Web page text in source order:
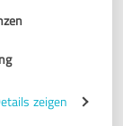
zeigen
Wirkung auf